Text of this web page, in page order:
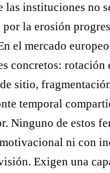
las instituciones no
la erosión
el mercado
concretos: rotación
sitio,
temporal
Ninguno de estos
ni con
Exigen una